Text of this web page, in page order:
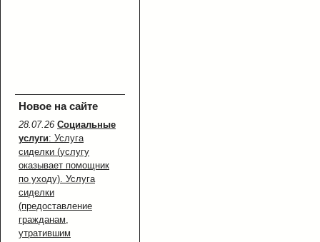
Новое на сайте
28.07.26 Социальные
услуги: Услуга
сиделки (услугу
оказывает помощник
по уходу). Услуга
сиделки
(предоставление
гражданам,
утратившим